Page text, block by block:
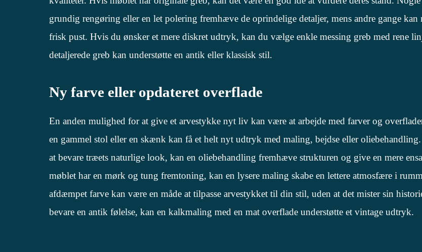
grundig rengøring eller en let polering fremhæve de oprindelige detaljer, mens andre gange kan
frisk pust. Hvis du ønsker et mere diskret udtryk, kan du vælge enkle messing greb med rene
detaljerede greb kan understøtte en antik eller klassisk stil.
Ny farve eller opdateret overflade
En anden mulighed for at give et arvestykke nyt liv kan være at arbejde med farver og
en gammel stol eller en skænk kan få et helt nyt udtryk med maling, bejdse eller
at bevare træets naturlige look, kan en oliebehandling fremhæve strukturen og give en mere
møblet har en mørk og tung fremtoning, kan en lysere maling skabe en lettere atmosfære i
afdæmpet farve kan være en måde at tilpasse arvestykket til din stil, uden at det mister sin
bevare en antik følelse, kan en kalkmaling med en mat overflade understøtte et vintage udtryk.